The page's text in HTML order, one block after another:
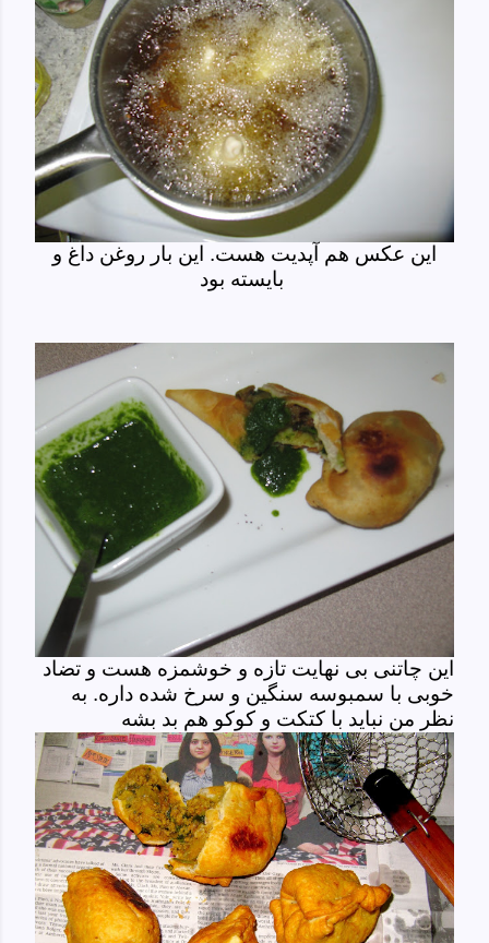
این عکس هم آپدیت هست. این بار روغن داغ و
این چاتنی بی نهایت تازه و خوشمزه هست و تضاد
خوبی با سمبوسه سنگین و سرخ شده داره. به
نظر من نباید با کتکت و کوکو هم بد بشه